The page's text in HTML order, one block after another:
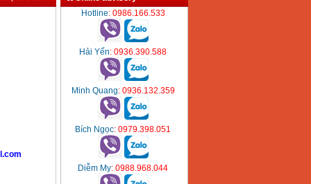
Hotline: 0986.166.533
Hải Yến: 0936.390.588
Minh Quang: 0936.132.359
Bích Ngọc: 0979.398.051
Diễm My: 0988.968.044